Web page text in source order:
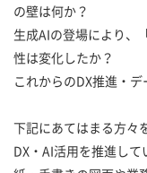
の壁は何か？
生成AIの登場により、
性は変化したか？
これからのDX推進・
下記にあてはまる方々
DX・AI活用を推進して